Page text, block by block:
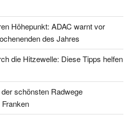
Höhepunkt: ADAC warnt vor
des Jahres
die Hitzewelle: Diese Tipps helfen
schönsten Radwege